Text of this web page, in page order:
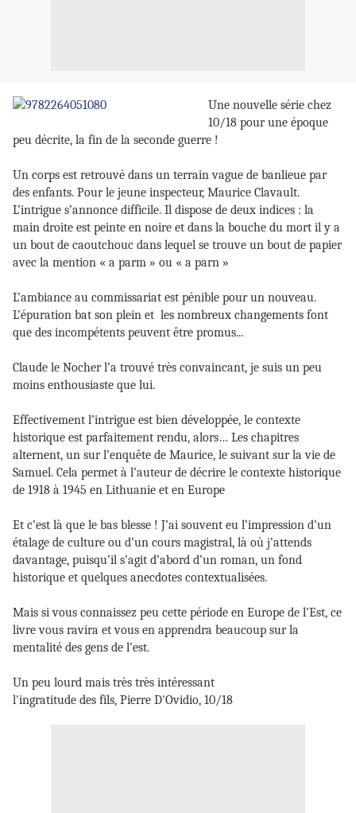
Une nouvelle série chez
10/18 pour une époque
peu décrite, la fin de la seconde guerre !
Un corps est retrouvé dans un terrain vague de banlieue par
des enfants. Pour le jeune inspecteur, Maurice Clavault.
L’intrigue s’annonce difficile. Il dispose de deux indices : la
main droite est peinte en noire et dans la bouche du mort il y a
un bout de caoutchouc dans lequel se trouve un bout de papier
avec la mention « a parm » ou « a parn »
L’ambiance au commissariat est pénible pour un nouveau.
L’épuration bat son plein et les nombreux changements font
que des incompétents peuvent être promus...
Claude le Nocher l’a trouvé très convaincant, je suis un peu
moins enthousiaste que lui.
Effectivement l’intrigue est bien développée, le contexte
historique est parfaitement rendu, alors… Les chapitres
alternent, un sur l’enquête de Maurice, le suivant sur la vie de
Samuel. Cela permet à l’auteur de décrire le contexte historique
de 1918 à 1945 en Lithuanie et en Europe
Et c’est là que le bas blesse ! J’ai souvent eu l’impression d’un
étalage de culture ou d’un cours magistral, là où j’attends
davantage, puisqu’il s’agit d’abord d’un roman, un fond
historique et quelques anecdotes contextualisées.
Mais si vous connaissez peu cette période en Europe de l’Est, ce
livre vous ravira et vous en apprendra beaucoup sur la
mentalité des gens de l’est.
Un peu lourd mais très très intéressant
l'ingratitude des fils, Pierre D'Ovidio, 10/18